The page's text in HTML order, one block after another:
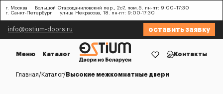
г. Москва
Большой Староданиловский пер., 2с7, пом.5. пн-пт: 9:00–17:30
г. Санкт-Петербург
улица Некрасова, 18. пн-пт: 9:00-17:30
info@ostium-doors.ru оставить заявку
Меню Каталог Контакты
Главная Каталог Высокие межкомнатные двери